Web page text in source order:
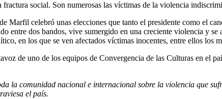
fractura social. Son numerosas las víctimas de la violencia
Marfil celebró unas elecciones que tanto el presidente como el
entre dos bandos, vive sumergido en una creciente violencia y
en los que se ven afectados víctimas inocentes, entre ellos
de uno de los equipos de Convergencia de las Culturas en el
la comunidad nacional e internacional sobre la violencia que
el país.